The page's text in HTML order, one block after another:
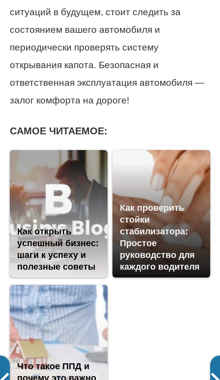
ситуаций в будущем, стоит следить за
состоянием вашего автомобиля и
периодически проверять систему
открывания капота. Безопасная и
ответственная эксплуатация автомобиля —
залог комфорта на дороге!
САМОЕ ЧИТАЕМОЕ:
Как открыть
успешный бизнес:
шаги к успеху и
полезные советы
Как проверить
стойки
стабилизатора:
Простое
руководство для
каждого водителя
Что такое ППД и
почему это важно